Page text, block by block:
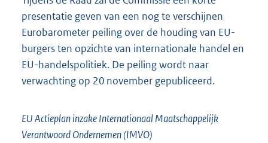
presentatie geven van een nog te verschijnen
Eurobarometer peiling over de houding van EU-
burgers ten opzichte van internationale handel en
EU-handelspolitiek. De peiling wordt naar
verwachting op 20 november gepubliceerd.
EU Actieplan inzake Internationaal Maatschappelijk
Verantwoord Ondernemen (IMVO)